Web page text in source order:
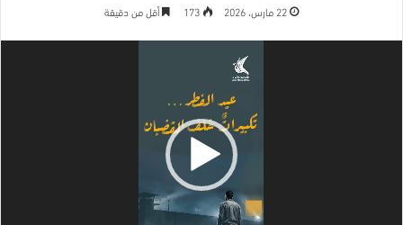
22 مارس، 2026 173 أقل من دقيقة
مشغل